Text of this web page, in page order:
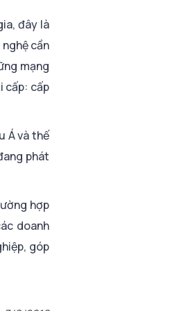
đây là
cần
mạng
cấp: cấp
Á và thế
phát
hợp
doanh
góp